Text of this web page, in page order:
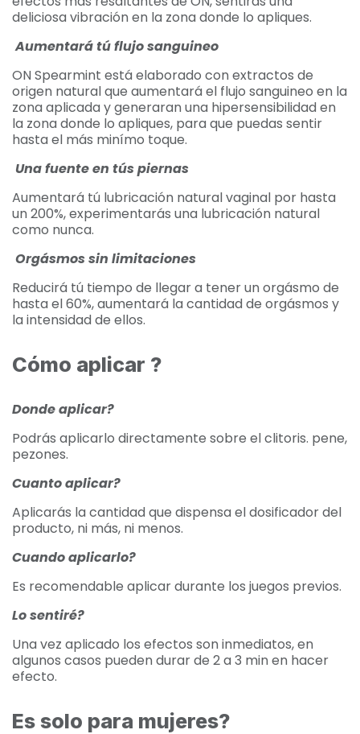
deliciosa vibración en la zona donde lo apliques.
Aumentará tú flujo sanguineo
ON Spearmint está elaborado con extractos de
origen natural que aumentará el flujo sanguineo en la
zona aplicada y generaran una hipersensibilidad en
la zona donde lo apliques, para que puedas sentir
hasta el más minímo toque.
Una fuente en tús piernas
Aumentará tú lubricación natural vaginal por hasta
un 200%, experimentarás una lubricación natural
como nunca.
Orgásmos sin limitaciones
Reducirá tú tiempo de llegar a tener un orgásmo de
hasta el 60%, aumentará la cantidad de orgásmos y
la intensidad de ellos.
Cómo aplicar ?
Donde aplicar?
Podrás aplicarlo directamente sobre el clitoris. pene,
pezones.
Cuanto aplicar?
Aplicarás la cantidad que dispensa el dosificador del
producto, ni más, ni menos.
Cuando aplicarlo?
Es recomendable aplicar durante los juegos previos.
Lo sentiré?
Una vez aplicado los efectos son inmediatos, en
algunos casos pueden durar de 2 a 3 min en hacer
efecto.
Es solo para mujeres?